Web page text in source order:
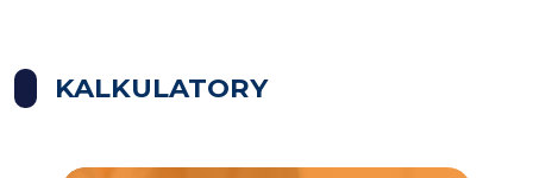
KALKULATORY